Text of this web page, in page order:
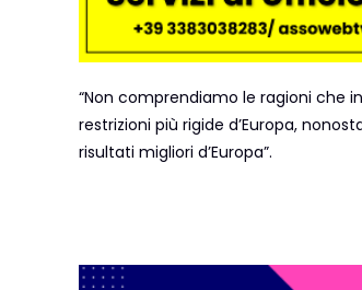
“Non comprendiamo le ragioni che
restrizioni più rigide d’Europa,
risultati migliori d’Europa”.